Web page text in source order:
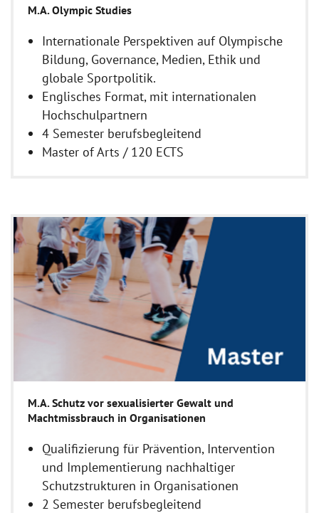
M.A. Olympic Studies
Internationale Perspektiven auf Olympische
Bildung, Governance, Medien, Ethik und
globale Sportpolitik.
Englisches Format, mit internationalen
Hochschulpartnern
4 Semester berufsbegleitend
Master of Arts / 120 ECTS
M.A. Schutz vor sexualisierter Gewalt und
Machtmissbrauch in Organisationen
Qualifizierung für Prävention, Intervention
und Implementierung nachhaltiger
Schutzstrukturen in Organisationen
2 Semester berufsbegleitend